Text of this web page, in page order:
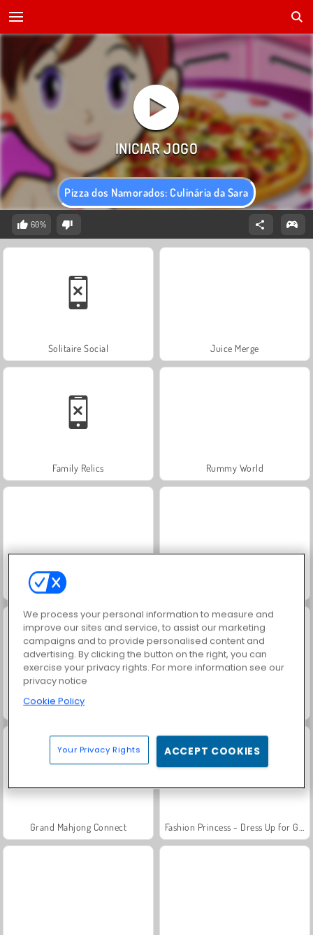
Pizza dos Namorados: Culinária da Sara
60%
Solitaire Social Juice Merge
Family Relics Rummy World
Royal Story
Scala 40
Grand Mahjong Connect
We process your personal information to measure and
improve our sites and service, to assist our marketing
campaigns and to provide personalised content and
advertising. By clicking the button on the right, you can
exercise your privacy rights. For more information see our
privacy notice
Cookie Policy
Your Privacy Rights ACCEPT COOKIES